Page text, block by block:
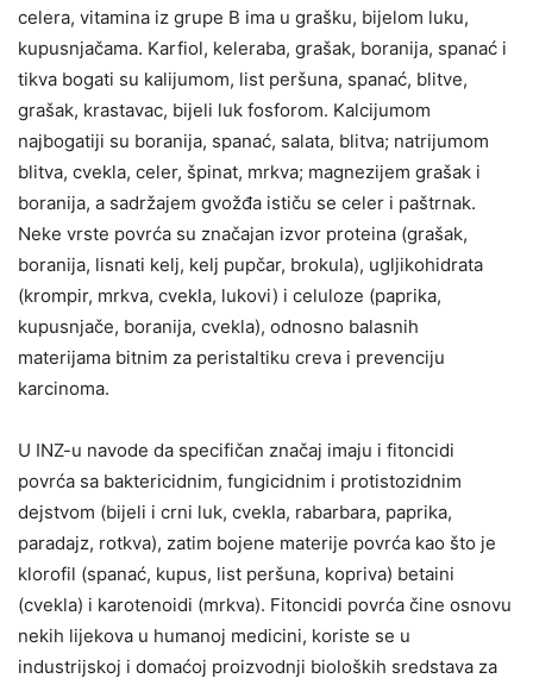
celera, vitamina iz grupe B ima u grašku, bijelom luku,
kupusnjačama. Karfiol, keleraba, grašak, boranija, spanać i
tikva bogati su kalijumom, list peršuna, spanać, blitve,
grašak, krastavac, bijeli luk fosforom. Kalcijumom
najbogatiji su boranija, spanać, salata, blitva; natrijumom
blitva, cvekla, celer, špinat, mrkva; magnezijem grašak i
boranija, a sadržajem gvožđa ističu se celer i paštrnak.
Neke vrste povrća su značajan izvor proteina (grašak,
boranija, lisnati kelj, kelj pupčar, brokula), ugljikohidrata
(krompir, mrkva, cvekla, lukovi) i celuloze (paprika,
kupusnjače, boranija, cvekla), odnosno balasnih
materijama bitnim za peristaltiku creva i prevenciju
karcinoma.
U INZ-u navode da specifičan značaj imaju i fitoncidi
povrća sa baktericidnim, fungicidnim i protistozidnim
dejstvom (bijeli i crni luk, cvekla, rabarbara, paprika,
paradajz, rotkva), zatim bojene materije povrća kao što je
klorofil (spanać, kupus, list peršuna, kopriva) betaini
(cvekla) i karotenoidi (mrkva). Fitoncidi povrća čine osnovu
nekih lijekova u humanoj medicini, koriste se u
industrijskoj i domaćoj proizvodnji bioloških sredstava za